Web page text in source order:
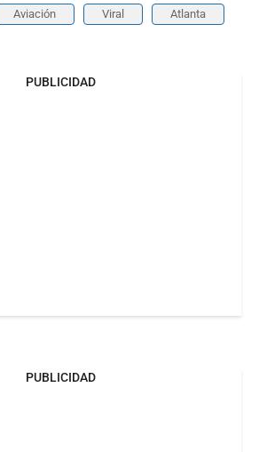
Aviación Viral Atlanta
PUBLICIDAD
PUBLICIDAD